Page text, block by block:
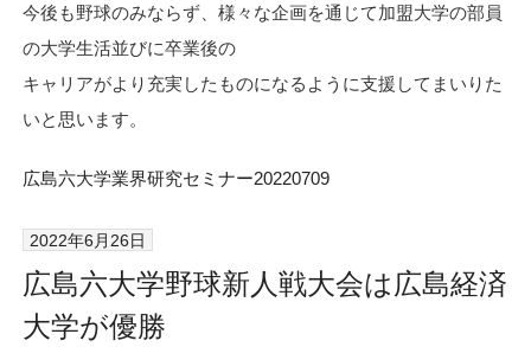
今後も野球のみならず、様々な企画を通じて加盟大学の部員
の大学生活並びに卒業後の
キャリアがより充実したものになるように支援してまいりた
いと思います。
広島六大学業界研究セミナー20220709
2022年6月26日
広島六大学野球新人戦大会は広島経済
大学が優勝